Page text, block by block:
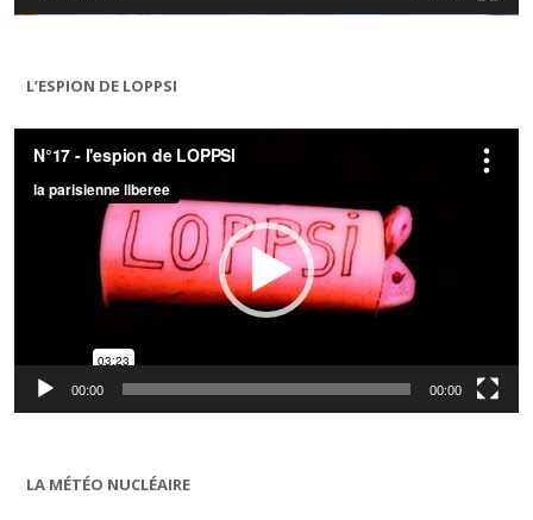
L’ESPION DE LOPPSI
Lecteur
vidéo
00:00 00:00
LA MÉTÉO NUCLÉAIRE